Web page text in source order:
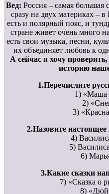
Вед: Россия – самая большая
сразу на двух материках –
есть и полярный пояс, и
стране живет очень много
есть свои музыка, песни,
их объединяет любовь к
А сейчас я хочу
историю
1.Перечислите
1) «Маша
2)
3)
2.Назовите
4)
5)
6)
3.Какие сказки
7) «Сказка о
8)